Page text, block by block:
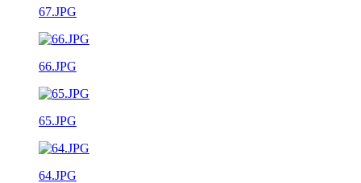
67.JPG
66.JPG
65.JPG
64.JPG